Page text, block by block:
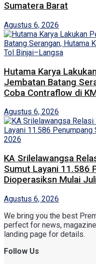
Sumatera Barat
Agustus 6, 2026
Hutama Karya
Jembatan Batang
Coba Contraflow di
Agustus 6, 2026
KA Srilelawangsa
Sumut Layani 11.586
Dioperasiksn Mulai
Agustus 6, 2026
We bring you the best
perfect for news,
landing page for details.
Follow Us